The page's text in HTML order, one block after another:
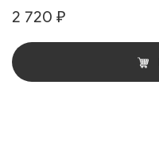
2 720 ₽